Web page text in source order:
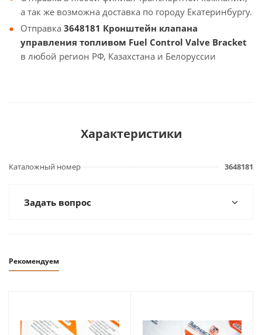
а так же возможна доставка по городу Екатеринбургу.
Отправка 3648181 Кронштейн клапана
управления топливом Fuel Control Valve Bracket
в любой регион РФ, Казахстана и Белоруссии
Характеристики
Каталожный номер 3648181
Задать вопрос
Рекомендуем